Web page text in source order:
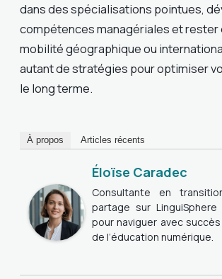
dans des spécialisations pointues,
compétences managériales et rester
mobilité géographique ou
autant de stratégies pour optimiser
le long terme.
À propos Articles récents
Éloïse Caradec
Consultante en
partage sur
pour naviguer avec succès
de l’éducation numérique.